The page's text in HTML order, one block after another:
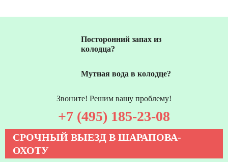
Посторонний запах из
колодца?
Мутная вода в колодце?
Звоните! Решим вашу проблему!
+7 (495) 185-23-08
СРОЧНЫЙ ВЫЕЗД В ШАРАПОВА-
ОХОТУ